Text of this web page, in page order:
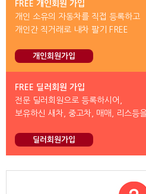
FREE 개인회원 가입
개인 소유의 자동차를 직접 등록하고
개인간 직거래로 내차 팔기 FREE
개인회원가입
FREE 딜러회원 가입
전문 딜러회원으로 등록하시어,
보유하신 새차, 중고차, 매매, 리스등
딜러회원가입